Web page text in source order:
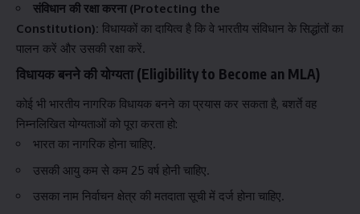
संविधान की रक्षा करना (Protecting the
Constitution): विधायकों का दायित्व है कि वे भारतीय संविधान के सिद्धांतों का
पालन करें और उसकी रक्षा करें.
विधायक बनने की योग्यता (Eligibility to Become an MLA)
कोई भी भारतीय नागरिक विधायक बनने का प्रयास कर सकता है, बशर्ते वह
निम्नलिखित योग्यताओं को पूरा करता हो:
भारत का नागरिक होना चाहिए.
उसकी आयु कम से कम 25 वर्ष होनी चाहिए.
उसका नाम निर्वाचन क्षेत्र की मतदाता सूची में दर्ज होना चाहिए.